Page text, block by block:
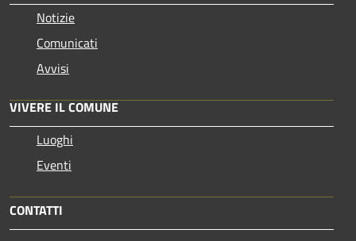
Notizie
Comunicati
Avvisi
VIVERE IL COMUNE
Luoghi
Eventi
CONTATTI